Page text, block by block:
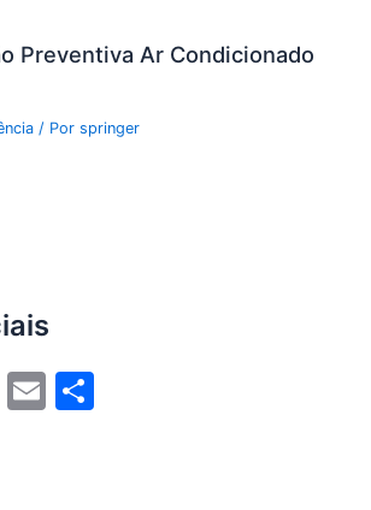
Preventiva Ar Condicionado
/ Porspringer
W E